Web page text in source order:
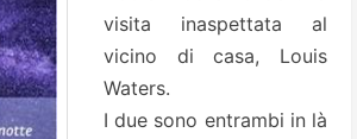
visita inaspettata al
vicino di casa, Louis
Waters.
I due sono entrambi in là